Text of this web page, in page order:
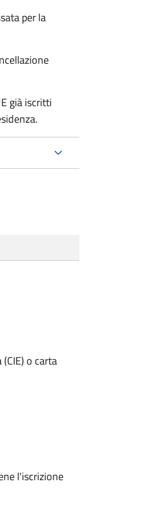
per la
già iscritti
o carta
l'iscrizione